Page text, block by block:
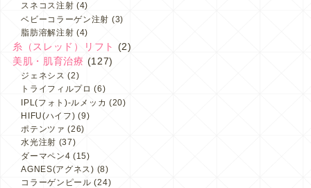
スネコス注射 (4)
ベビーコラーゲン注射 (3)
脂肪溶解注射 (4)
糸（スレッド）リフト
(2)
美肌・肌育治療 (127)
ジェネシス (2)
トライフィルプロ (6)
IPL(フォト)-ルメッカ (20)
HIFU(ハイフ) (9)
ポテンツァ (26)
水光注射 (37)
ダーマペン4 (15)
AGNES(アグネス) (8)
コラーゲンピール (24)